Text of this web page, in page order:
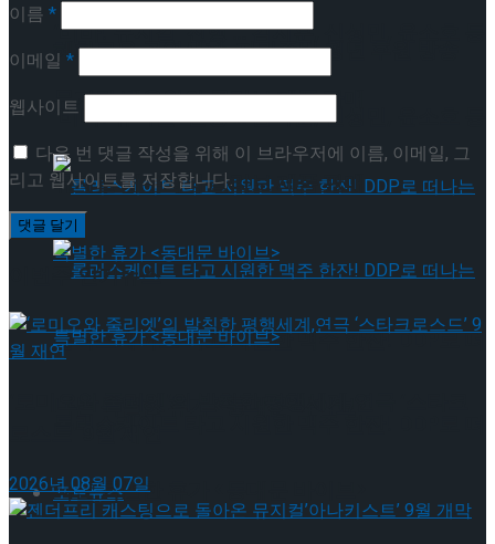
‘비바! 뮤지컬’ 진행 … 김지훈, 신성민, 윤소호 등
뮤지컬 배우와의 콜라보 제품 판매
롤러스케이트 타고 시원한 맥주 한잔! DDP로 떠
포토뉴스
혜화로운 공연생활, 자립준비 청년 후원 방송
‘비바! 뮤지컬’ 진행 … 김지훈, 신성민, 윤소호 등
뮤지컬 배우와의 콜라보 제품 판매
나는 특별한 휴가 <동대문 바이브>
이름 *
이메일 *
웹사이트
다음 번 댓글 작성을 위해 이 브라우저에 이름, 이메일, 그
리고 웹사이트를 저장합니다.
이번주 인기뉴스
2026년 08월 07일